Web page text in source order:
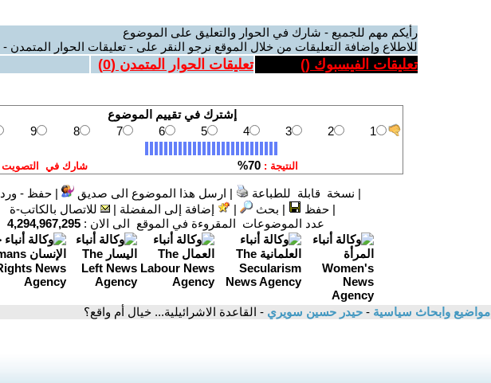
رأيكم مهم للجميع - شارك في الحوار والتعليق على الموضوع
للاطلاع وإضافة التعليقات من خلال الموقع نرجو النقر على - تعليقات الحوار المتمدن -
تعليقات الفيسبوك () تعليقات الحوار المتمدن (0
)
| نسخة قابلة للطباعة | ارسل هذا الموضوع الى صديق |حفظ - ورد
|حفظ | بحث | إضافة إلى المفضلة |
للاتصال بالكاتب-ة
عدد الموضوعات المقروءة في الموقع الى الان : 4,294,967,295
مواضيع وابحاث سياسية - حيدر حسين سويري - القاعدة الاشرائيلية... خيال أم واقع؟